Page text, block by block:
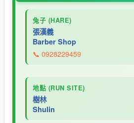
兔子 (HARE)
張漢義
Barber Shop
📞 0928229459
地點 (RUN SITE)
樹林
Shulin